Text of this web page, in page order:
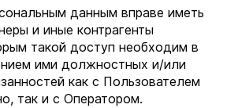
данным вправе иметь
и иные контрагенты
такой доступ необходим в
ими должностных и/или
как с Пользователем
так и с Оператором.